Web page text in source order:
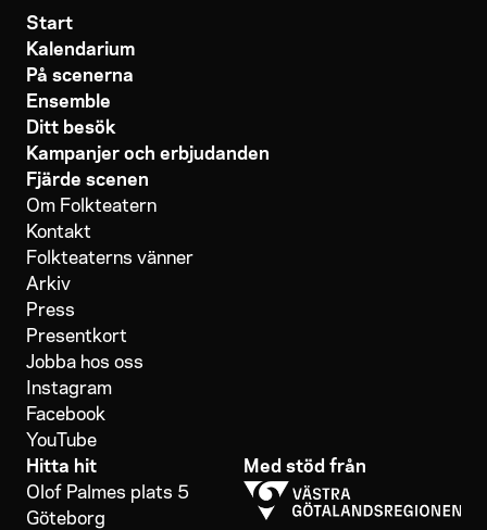
Start
Kalendarium
På scenerna
Ensemble
Ditt besök
Kampanjer och erbjudanden
Fjärde scenen
Om Folkteatern
Kontakt
Folkteaterns vänner
Arkiv
Press
Presentkort
Jobba hos oss
Instagram
Facebook
YouTube
Hitta hit
Olof Palmes plats 5
Göteborg
Med stöd från